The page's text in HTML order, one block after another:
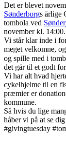
Det er blevet
Sønderborgs årlige
tombola ved
november kl. 14:00.
Vi står klar inde i
meget velkomne,
og spille med i
det går til et godt
Vi har alt hvad
cykelhjelme til en
præmier er
kommune.
Så hvis du lige
håber vi på at se
#givingtuesday